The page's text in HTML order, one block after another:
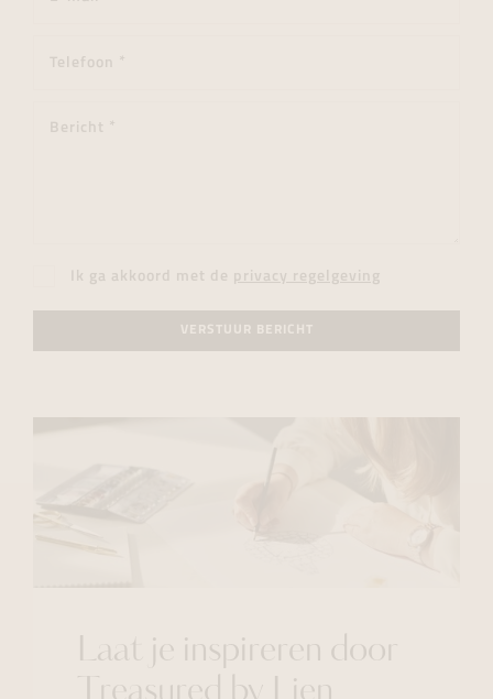
Ik ga akkoord met de privacy regelgeving
VERSTUUR BERICHT
Laat je inspireren door